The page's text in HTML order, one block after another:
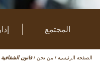
المجتمع
الصفحة الرئيسية / من نحن / قانون الشفافية